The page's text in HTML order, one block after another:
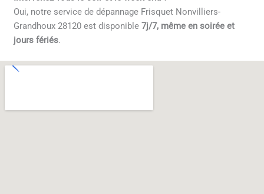
Oui, notre service de dépannage Frisquet Nonvilliers-
Grandhoux 28120 est disponible7j/7, même en soirée et
jours fériés.